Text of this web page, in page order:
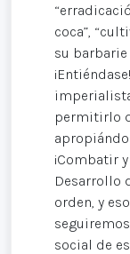
coca”,
su
permitirlo
¡Combatir
Desarrollo
orden, y
social de